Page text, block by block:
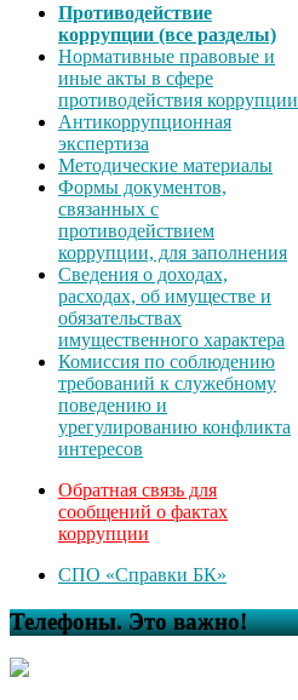
Противодействие
коррупции (все разделы)
Нормативные правовые и
иные акты в сфере
противодействия коррупции
Антикоррупционная
экспертиза
Методические материалы
Формы документов,
связанных с
противодействием
коррупции, для заполнения
Сведения о доходах,
расходах, об имуществе и
обязательствах
имущественного характера
Комиссия по соблюдению
требований к служебному
поведению и
урегулированию конфликта
интересов
Обратная связь для
сообщений о фактах
коррупции
СПО «Справки БК»
Телефоны. Это важно!